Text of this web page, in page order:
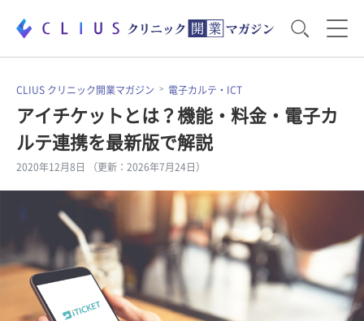
お役立ち資料 運営・経営のポイント
開業医のリアル 開業準備で大事なこと
電子カルテ・ICT 医療機器・事務機器
集患のコツ セミナー
CLIUS クリニック開業マガジン 電子カルテ・ICT
アイチケットとは？機能・料金・電子カ
ルテ連携を最新版で解説
2020年12月8日 （更新：2026年7月24日）